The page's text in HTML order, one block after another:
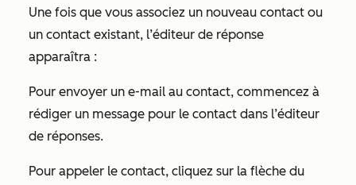
Une fois que vous associez un nouveau contact ou
un contact existant, l’éditeur de réponse
apparaîtra :
Pour envoyer un e-mail au contact, commencez à
rédiger un message pour le contact dans l’éditeur
de réponses.
Pour appeler le contact, cliquez sur la flèche du